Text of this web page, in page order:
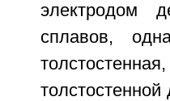
электродом
сплавов,
толстостенной